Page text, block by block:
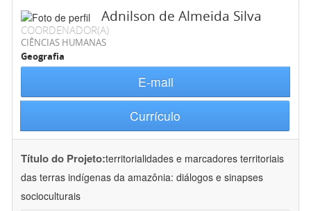
Adnilson de Almeida Silva
COORDENADOR(A)
CIÊNCIAS HUMANAS
Geografia
E-mail
Currículo
Título do Projeto:territorialidades e marcadores territoriais
das terras indígenas da amazônia: diálogos e sinapses
socioculturais